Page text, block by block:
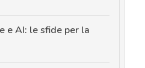
e AI: le sfide per la